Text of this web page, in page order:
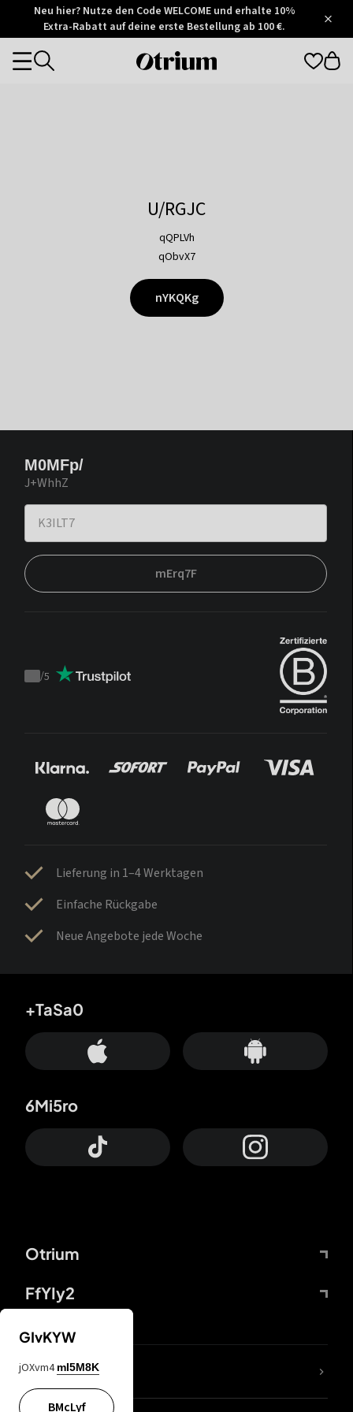
Otrium
Trustpilot
Neu hier? Nutze den Code WELCOME und erhalte 10%
Extra-Rabatt auf deine erste Bestellung ab 100 €.
Otrium
Categories
U/RGJC
qQPLVh
qObvX7
nYKQKg
M0MFp/
J+WhhZ
mErq7F
Trustpilot
/5
Lieferung in 1–4 Werktagen
Einfache Rückgabe
Neue Angebote jede Woche
Otrium
FfYIy2
+TaSa0
6Mi5ro
DDcvSo
GIvKYW
jOXvm4 mI5M8K
BMcLyf